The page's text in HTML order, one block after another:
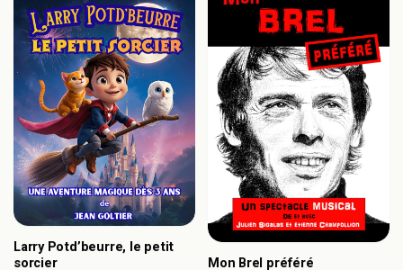
Larry Potd’beurre, le petit
sorcier
Mon Brel préféré